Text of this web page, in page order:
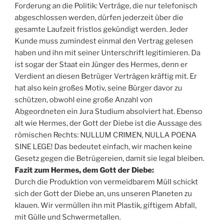
Forderung an die Politik: Verträge, die nur telefonisch
abgeschlossen werden, dürfen jederzeit über die
gesamte Laufzeit fristlos gekündigt werden. Jeder
Kunde muss zumindest einmal den Vertrag gelesen
haben und ihn mit seiner Unterschrift legitimieren. Da
ist sogar der Staat ein Jünger des Hermes, denn er
Verdient an diesen Betrüger Verträgen kräftig mit. Er
hat also kein großes Motiv, seine Bürger davor zu
schützen, obwohl eine große Anzahl von
Abgeordneten ein Jura Studium absolviert hat. Ebenso
alt wie Hermes, der Gott der Diebe ist die Aussage des
römischen Rechts: NULLUM CRIMEN, NULLA POENA
SINE LEGE! Das bedeutet einfach, wir machen keine
Gesetz gegen die Betrügereien, damit sie legal bleiben.
Fazit zum Hermes, dem Gott der Diebe:
Durch die Produktion von vermeidbarem Müll schickt
sich der Gott der Diebe an, uns unseren Planeten zu
klauen. Wir vermüllen ihn mit Plastik, giftigem Abfall,
mit Gülle und Schwermetallen.